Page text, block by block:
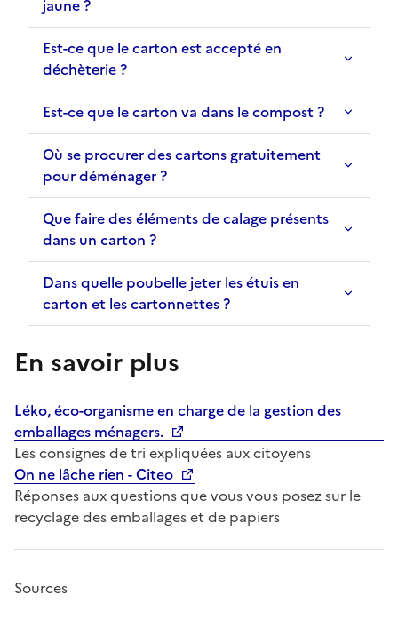
jaune ?
Est-ce que le carton est accepté en
déchèterie ?
Est-ce que le carton va dans le compost ?
Où se procurer des cartons gratuitement
pour déménager ?
Que faire des éléments de calage présents
dans un carton ?
Dans quelle poubelle jeter les étuis en
carton et les cartonnettes ?
En savoir plus
Léko, éco-organisme en charge de la gestion des
emballages ménagers.
Les consignes de tri expliquées aux citoyens
On ne lâche rien - Citeo
Réponses aux questions que vous vous posez sur le
recyclage des emballages et de papiers
Sources